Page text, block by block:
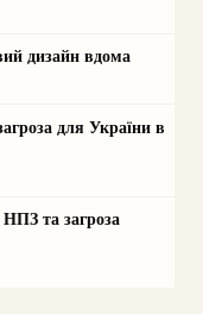
дизайн вдома
для України в
та загроза